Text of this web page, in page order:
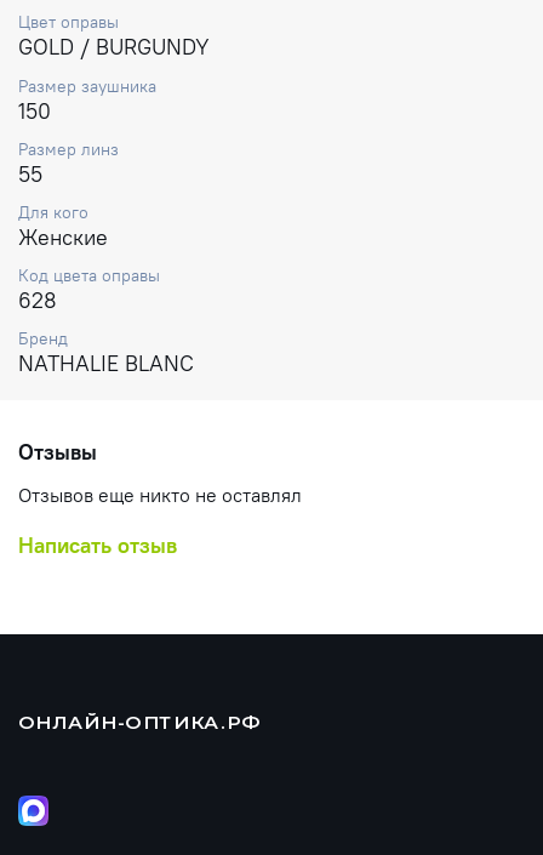
Цвет оправы
GOLD / BURGUNDY
Размер заушника
150
Размер линз
55
Для кого
Женские
Код цвета оправы
628
Бренд
NATHALIE BLANC
Отзывы
Отзывов еще никто не оставлял
Написать отзыв
ОНЛАЙН-ОПТИКА.РФ